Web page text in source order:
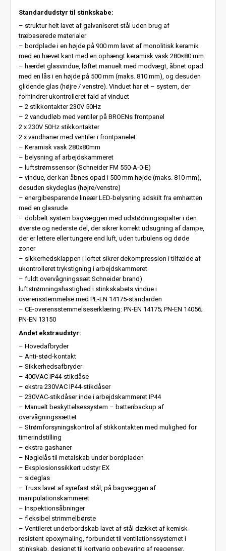
Standardudstyr til stinkskabe:
– struktur helt lavet af galvaniseret stål uden brug af
træbaserede materialer
– bordplade i en højde på 900 mm lavet af monolitisk keramik
med en hævet kant med en ophængt keramisk vask 280×80 mm
– hærdet glasvindue, løftet manuelt med modvægt, åbnet opad
med en lås i en højde på 500 mm (maks. 810 mm), og desuden
glidende glas (højre / venstre). Vinduet har et – system, der
forhindrer ukontrolleret fald af vinduet
– 2 stikkontakter 230V 50Hz
– 2 vandudløb med ventiler på BROENs frontpanel
2 x 230V 50Hz stikkontakter
2 x vandhaner med ventiler i frontpanelet
– Keramisk vask 280x80mm
– belysning af arbejdskammeret
– luftstrømssensor (Schneider FM 550-A-0-E)
– vindue, der kan åbnes opad i 500 mm højde (maks. 810 mm),
desuden skydeglas (højre/venstre)
– energibesparende lineær LED-belysning adskilt fra emhætten
med en glasrude
– dobbelt system bagvæggen med udstødningsspalter i den
øverste og nederste del, der sikrer korrekt udsugning af dampe,
der er lettere eller tungere end luft, uden turbulens og døde
zoner
– sikkerhedsklappen i loftet sikrer dekompression i tilfælde af
ukontrolleret trykstigning i arbejdskammeret
– fuldt overvågningssæt Schneider brand)
luftstrømningshastighed i stinkskabets vindue i
overensstemmelse med PE-EN 14175-standarden
– CE-overensstemmelseserklæring: PN-EN 14175; PN-EN 14056;
PN-EN 13150
Andet ekstraudstyr:
– Hovedafbryder
– Anti-stød-kontakt
– Sikkerhedsafbryder
– 400VAC IP44-stikdåse
– ekstra 230VAC IP44-stikdåser
– 230VAC-stikdåser inde i arbejdskammeret IP44
– Manuelt beskyttelsessystem – batteribackup af
overvågningssættet
– Strømforsyningskontrol af stikkontakten med mulighed for
timerindstilling
– ekstra gashaner
– Nøglelås til metalskab under bordpladen
– Eksplosionssikkert udstyr EX
– sideglas
– Truss lavet af syrefast stål, på bagvæggen af
manipulationskammeret
– Inspektionsåbninger
– fleksibel strimmelbørste
– Ventileret underbordskab lavet af stål dækket af kemisk
resistent epoxymaling, forbundet til ventilationssystemet i
stinkskab, designet til kortvarig opbevaring af reagenser,